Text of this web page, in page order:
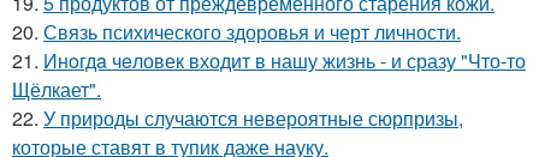
20. Связь психического здоровья и черт личности.
21. Инoгдa чeловек входит в нашу жизнь - и сразу "Что-то
Щёлкает".
22. У природы случаются невероятные сюрпризы,
которые ставят в тупик даже науку.